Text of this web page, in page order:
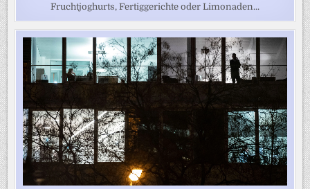
Fruchtjoghurts, Fertiggerichte oder Limonaden...